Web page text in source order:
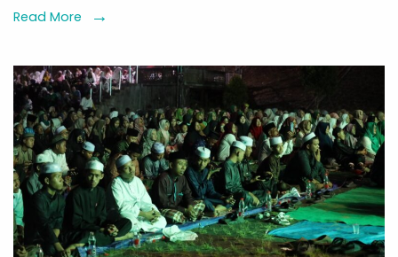
Garap
Pertanian
Modern
Read More